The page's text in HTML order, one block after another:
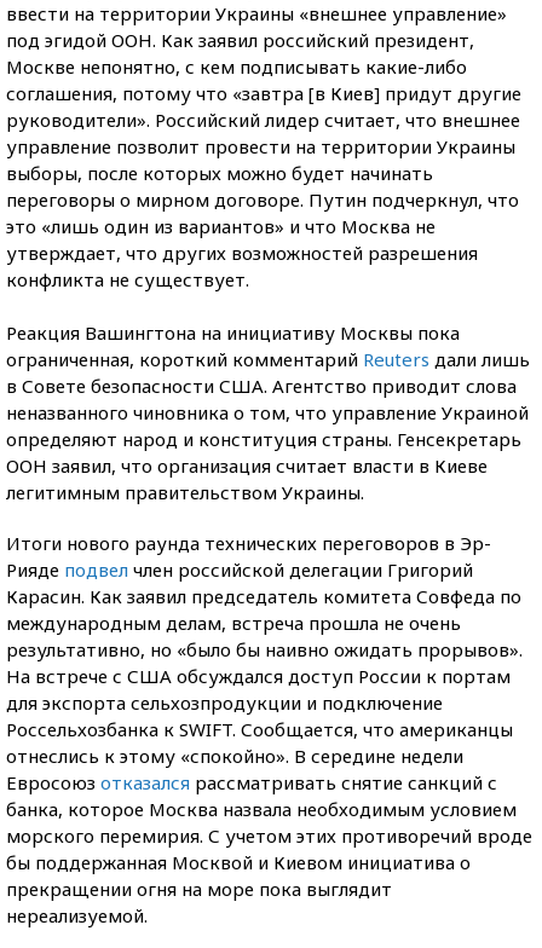
ввести на территории Украины «внешнее управление»
под эгидой ООН. Как заявил российский президент,
Москве непонятно, с кем подписывать какие-либо
соглашения, потому что «завтра [в Киев] придут другие
руководители». Российский лидер считает, что внешнее
управление позволит провести на территории Украины
выборы, после которых можно будет начинать
переговоры о мирном договоре. Путин подчеркнул, что
это «лишь один из вариантов» и что Москва не
утверждает, что других возможностей разрешения
конфликта не существует.
Реакция Вашингтона на инициативу Москвы пока
ограниченная, короткий комментарий Reuters дали лишь
в Совете безопасности США. Агентство приводит слова
неназванного чиновника о том, что управление Украиной
определяют народ и конституция страны. Генсекретарь
ООН заявил, что организация считает власти в Киеве
легитимным правительством Украины.
Итоги нового раунда технических переговоров в Эр-
Рияде подвел член российской делегации Григорий
Карасин. Как заявил председатель комитета Совфеда по
международным делам, встреча прошла не очень
результативно, но «было бы наивно ожидать прорывов».
На встрече с США обсуждался доступ России к портам
для экспорта сельхозпродукции и подключение
Россельхозбанка к SWIFT. Сообщается, что американцы
отнеслись к этому «спокойно». В середине недели
Евросоюз отказался рассматривать снятие санкций с
банка, которое Москва назвала необходимым условием
морского перемирия. С учетом этих противоречий вроде
бы поддержанная Москвой и Киевом инициатива о
прекращении огня на море пока выглядит
нереализуемой.